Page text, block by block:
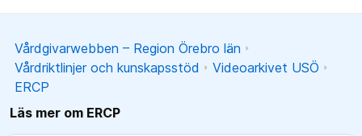
Vårdgivarwebben – Region Örebro län
Vårdriktlinjer och kunskapsstöd
Videoarkivet USÖ
ERCP
Läs mer om ERCP